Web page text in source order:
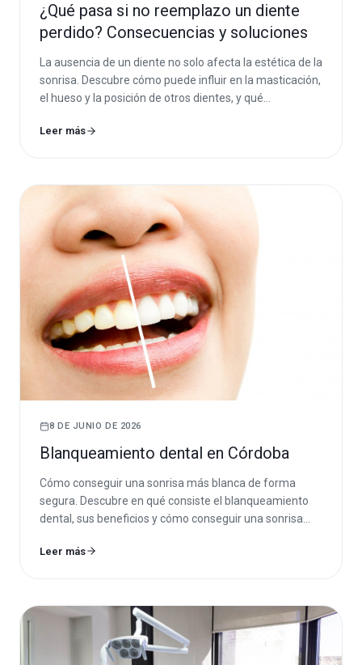
¿Qué pasa si no reemplazo un diente
perdido? Consecuencias y soluciones
La ausencia de un diente no solo afecta la estética de la
sonrisa. Descubre cómo puede influir en la masticación,
el hueso y la posición de otros dientes, y qué
Leer más
8 DE JUNIO DE 2026
Blanqueamiento dental en Córdoba
Cómo conseguir una sonrisa más blanca de forma
segura. Descubre en qué consiste el blanqueamiento
dental, sus beneficios y cómo conseguir una sonrisa
Leer más